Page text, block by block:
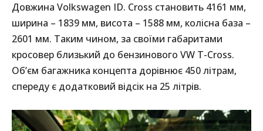
Довжина Volkswagen ID. Cross становить 4161 мм,
ширина – 1839 мм, висота – 1588 мм, колісна база –
2601 мм. Таким чином, за своїми габаритами
кросовер близький до бензинового VW T-Cross.
Об’єм багажника концепта дорівнює 450 літрам,
спереду є додатковий відсік на 25 літрів.